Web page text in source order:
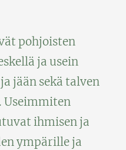
pohjoisten
ja usein
jään sekä talven
Useimmiten
ihmisen ja
ympärille ja